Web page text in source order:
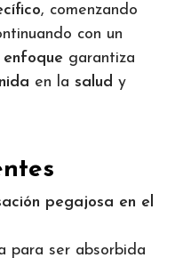
, comenzando
con un
enfoque garantiza
en la salud y
pegajosa en el
para ser absorbida